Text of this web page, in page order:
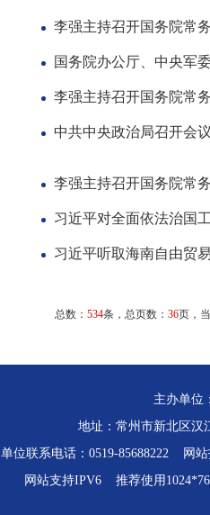
李强主持召开国务院常
国务院办公厅、中央军
李强主持召开国务院常
中共中央政治局召开会
李强主持召开国务院常
习近平对全面依法治国
习近平听取海南自由贸
总数： 534条，总页数： 36页，
主办单位
地址：常州市新北区
单位联系电话：0519-85688222 网站
网站支持IPV6 推荐使用